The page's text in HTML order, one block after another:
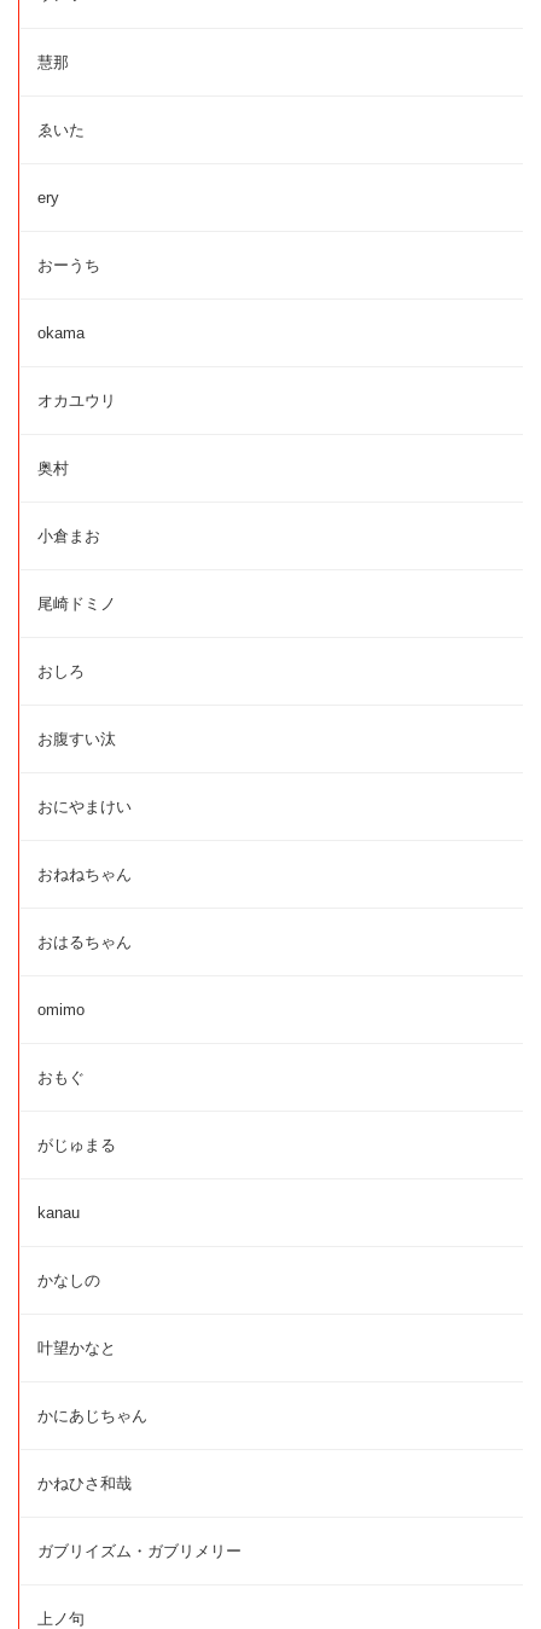
慧那
ゑいた
ery
おーうち
okama
オカユウリ
奥村
小倉まお
尾崎ドミノ
おしろ
お腹すい汰
おにやまけい
おねねちゃん
おはるちゃん
omimo
おもぐ
がじゅまる
kanau
かなしの
叶望かなと
かにあじちゃん
かねひさ和哉
ガブリイズム・ガブリメリー
上ノ句